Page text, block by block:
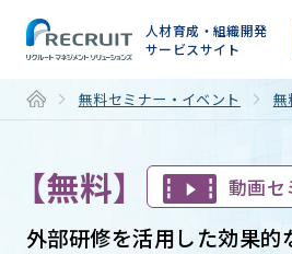
人材育成・組織開発
サービスサイト
無料セミナー・イベント 無
【無料】 動画セ
外部研修を活用した効果的